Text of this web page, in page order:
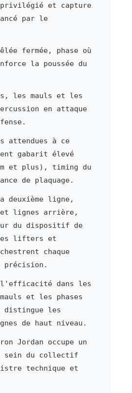
et capture
par le
fermée, phase où
la poussée du
les mauls et les
en attaque
attendues à ce
gabarit élevé
et plus), timing du
de plaquage.
deuxième ligne,
et lignes arrière,
du dispositif de
lifters et
chaque
précision.
l'efficacité dans les
et les phases
distingue les
de haut niveau.
Jordan occupe un
sein du collectif
technique et